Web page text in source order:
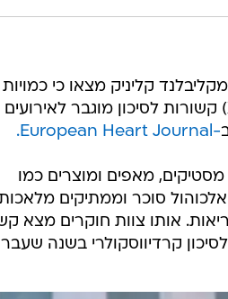
קליניק מצאו כי כמויות
גבוהות יותר של אלכוהול סוכר, ממתיק בשם קסיליטול (Xylitol) קשורות לסיכון מוגבר לאירועים
-European Heart Journal.
מאפים ומוצרים כמו
סוכר וממתיקים
אותו צוות חוקרים מצא